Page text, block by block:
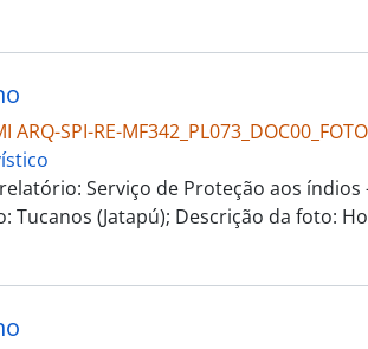
ARQ-SPI-RE-
Serviço de Proteção aos índios
Tucanos (Jatapú); Descrição da foto: